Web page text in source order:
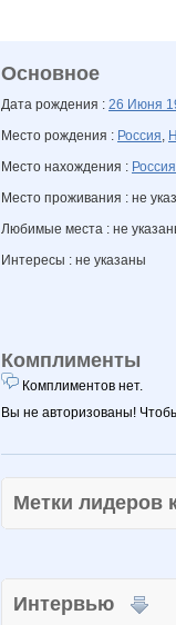
Основное
Дата рождения : 26 Июня
Место рождения : Россия,
Место нахождения : Россия
Место проживания : не
Любимые места : не
Интересы : не указаны
Комплименты
Комплиментов нет.
Вы не авторизованы!
Метки
Интервью